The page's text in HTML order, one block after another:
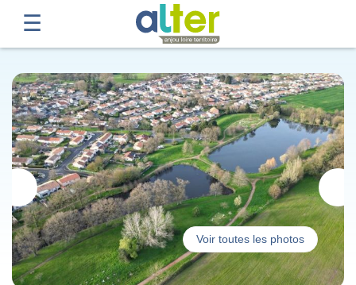
Voir toutes les photos